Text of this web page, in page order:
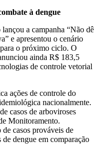
à dengue
a campanha “Não dê
e apresentou o cenário
o próximo ciclo. O
ainda R$ 183,5
de controle vetorial
ações de controle do
nacionalmente.
casos de arboviroses
Monitoramento.
casos prováveis de
dengue em comparação